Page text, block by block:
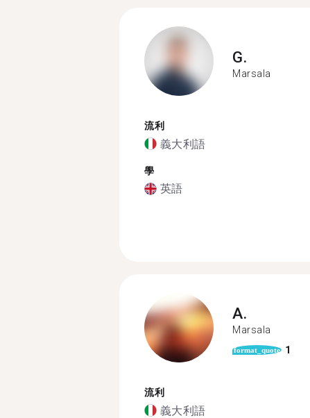
G.
Marsala
流利
義大利語
學
英語
A.
Marsala
format_quote 1
流利
義大利語